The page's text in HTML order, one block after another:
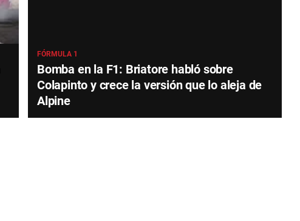
FÓRMULA 1
Bomba en la F1: Briatore habló sobre
Colapinto y crece la versión que lo aleja de
Alpine